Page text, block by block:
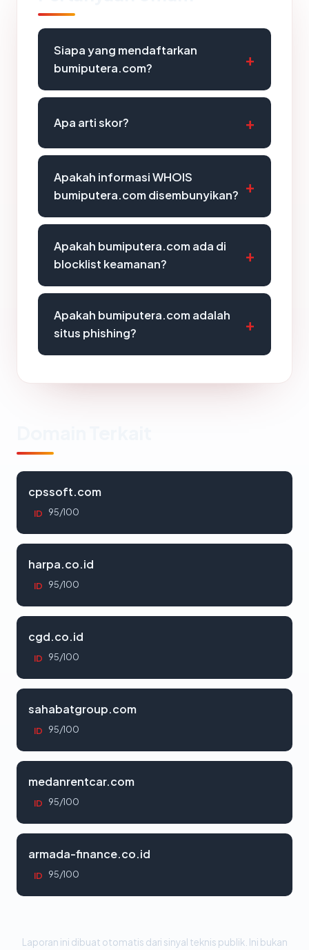
Siapa yang mendaftarkan
bumiputera.com?
Apa arti skor?
Apakah informasi WHOIS
bumiputera.com disembunyikan?
Apakah bumiputera.com ada di
blocklist keamanan?
Apakah bumiputera.com adalah
situs phishing?
cpssoft.com
ID 95/100
harpa.co.id
ID 95/100
cgd.co.id
ID 95/100
sahabatgroup.com
ID 95/100
medanrentcar.com
ID 95/100
armada-finance.co.id
ID 95/100
Laporan ini dibuat otomatis dari sinyal teknis publik. Ini bukan